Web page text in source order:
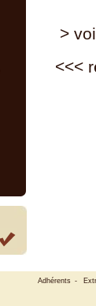
>
<<<
Adhérents -